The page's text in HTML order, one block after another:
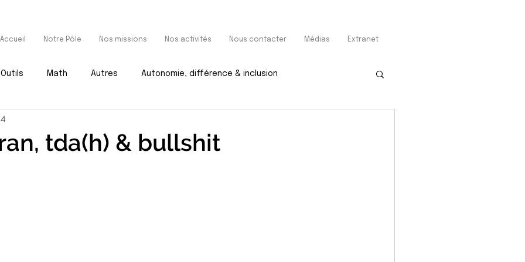
Accueil Notre Pôle Nos missions Nos activités Nous contacter Médias Extranet
Outils Math Autres Autonomie, différence & inclusion
tda(h) & bullshit